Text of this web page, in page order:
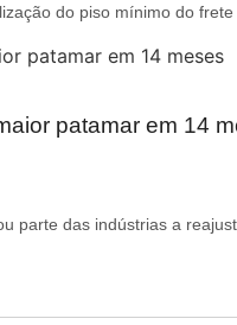
do piso mínimo do frete
patamar em 14
parte das indústrias a